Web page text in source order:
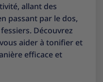
allant des
passant par le dos,
Découvrez
aider à tonifier et
efficace et